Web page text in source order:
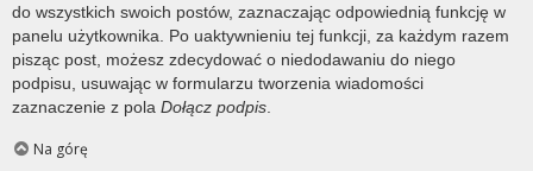
do wszystkich swoich postów, zaznaczając odpowiednią funkcję w
panelu użytkownika. Po uaktywnieniu tej funkcji, za każdym razem
pisząc post, możesz zdecydować o niedodawaniu do niego
podpisu, usuwając w formularzu tworzenia wiadomości
zaznaczenie z pola Dołącz podpis.
Na górę